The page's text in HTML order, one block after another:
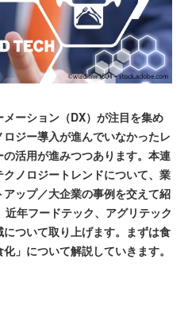
ーション（DX）が注目を集め
ジー導入が進んでいなかったレ
活用が進みつつあります。本連
ノロジートレンドについて、業
ップ／大企業の事例を交えて紹
年フードテック、アグリテック
ついて取り上げます。まずは食
」について解説していきます。